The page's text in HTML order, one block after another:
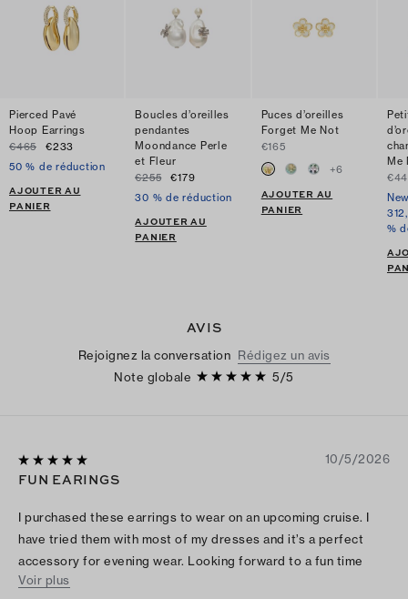
Pierced Pavé
Hoop Earrings
€465
€233
50 % de réduction
AJOUTER AU
PANIER
Boucles d’oreilles
pendantes
Moondance Perle
et Fleur
€255
€179
30 % de réduction
AJOUTER AU
PANIER
Puces d’oreilles
Forget Me Not
€165
+6
AJOUTER AU
PANIER
Me
%
AVIS
Rejoignez la conversation Rédigez un avis
Note globale
5/5
10/5/2026
FUN EARINGS
I purchased these earrings to wear on an upcoming cruise. I
have tried them with most of my dresses and it’s a perfect
accessory for evening wear. Looking forward to a fun time
wearing them
Voir plus